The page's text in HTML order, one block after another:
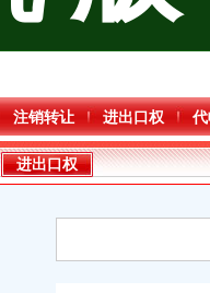
注销转让 进出口权
进出口权